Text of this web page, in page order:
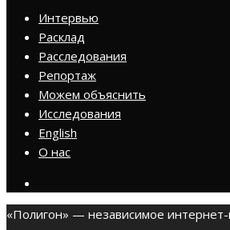
Интервью
Расклад
Расследования
Репортаж
Можем объяснить
Исследования
English
О нас
«Полигон» — независимое